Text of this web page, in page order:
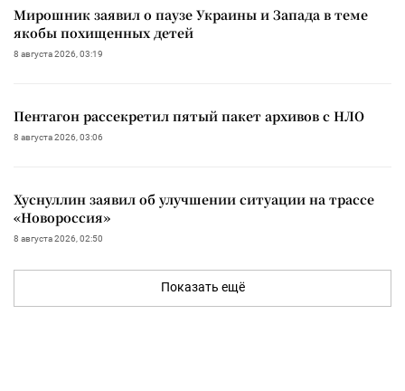
Мирошник заявил о паузе Украины и Запада в теме
якобы похищенных детей
8 августа 2026, 03:19
Пентагон рассекретил пятый пакет архивов с НЛО
8 августа 2026, 03:06
Хуснуллин заявил об улучшении ситуации на трассе
«Новороссия»
8 августа 2026, 02:50
Показать ещё